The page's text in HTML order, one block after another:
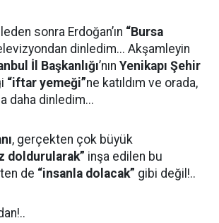
sonra Erdoğan’ın “Bursa
dinledim... Akşamleyin
İl Başkanlığı’nın Yenikapı Şehir
“iftar yemeği”ne katıldım ve orada,
daha dinledim...
, gerçekten çok büyük
doldurularak” inşa edilen bu
de “insanla dolacak” gibi değil!..